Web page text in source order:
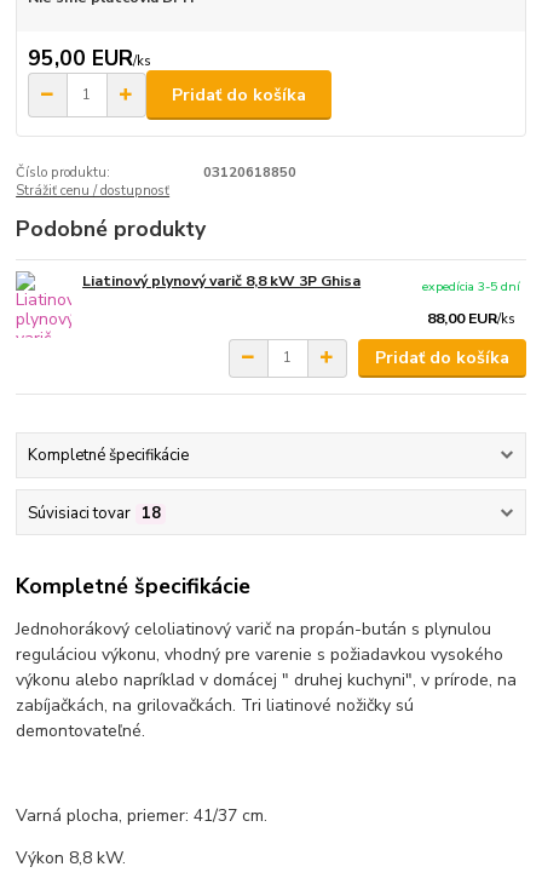
95,00 EUR/ks
Pridať do košíka
Číslo produktu:
03120618850
Strážiť cenu / dostupnosť
Podobné produkty
Liatinový plynový varič 8,8 kW 3P Ghisa
88,00 EUR/ks
expedícia 3-5 dní
Pridať do košíka
Kompletné špecifikácie
Súvisiaci tovar 18
Kompletné špecifikácie
Jednohorákový celoliatinový varič na propán-bután s plynulou
reguláciou výkonu, vhodný pre varenie s požiadavkou vysokého
výkonu alebo napríklad v domácej " druhej kuchyni", v prírode, na
zabíjačkách, na grilovačkách. Tri liatinové nožičky sú
demontovateľné.
Varná plocha, priemer: 41/37 cm.
Výkon 8,8 kW.